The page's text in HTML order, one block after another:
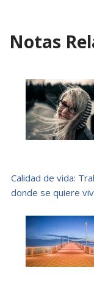
Notas
Calidad de vida:
donde se quiere